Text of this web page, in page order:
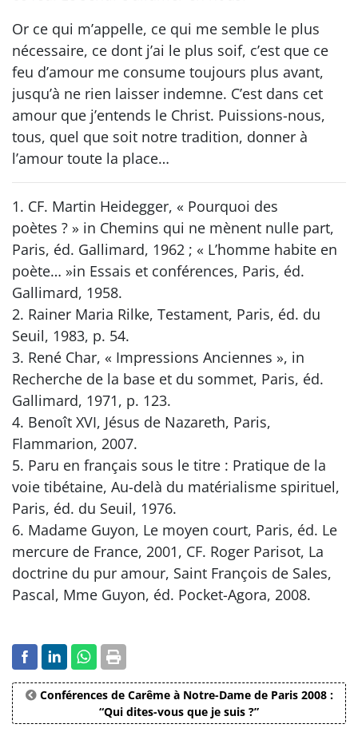
Or ce qui m’appelle, ce qui me semble le plus
nécessaire, ce dont j’ai le plus soif, c’est que ce
feu d’amour me consume toujours plus avant,
jusqu’à ne rien laisser indemne. C’est dans cet
amour que j’entends le Christ. Puissions-nous,
tous, quel que soit notre tradition, donner à
l’amour toute la place…
1. CF. Martin Heidegger, « Pourquoi des
poètes ? » in Chemins qui ne mènent nulle part,
Paris, éd. Gallimard, 1962 ; « L’homme habite en
poète… »in Essais et conférences, Paris, éd.
Gallimard, 1958.
2. Rainer Maria Rilke, Testament, Paris, éd. du
Seuil, 1983, p. 54.
3. René Char, « Impressions Anciennes », in
Recherche de la base et du sommet, Paris, éd.
Gallimard, 1971, p. 123.
4. Benoît XVI, Jésus de Nazareth, Paris,
Flammarion, 2007.
5. Paru en français sous le titre : Pratique de la
voie tibétaine, Au-delà du matérialisme spirituel,
Paris, éd. du Seuil, 1976.
6. Madame Guyon, Le moyen court, Paris, éd. Le
mercure de France, 2001, CF. Roger Parisot, La
doctrine du pur amour, Saint François de Sales,
Pascal, Mme Guyon, éd. Pocket-Agora, 2008.
Conférences de Carême à Notre-Dame de Paris 2008 :
“Qui dites-vous que je suis ?”